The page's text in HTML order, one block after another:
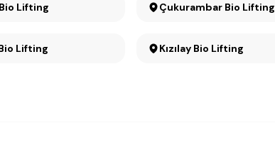
Lifting Çukurambar Bio Lifting
Bio Lifting Kızılay Bio Lifting